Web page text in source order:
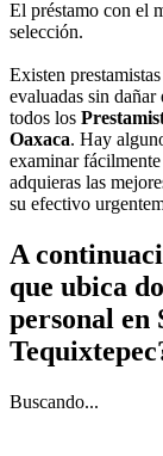
El préstamo con el
selección.
Existen
evaluadas sin
todos los
Oaxaca. Hay
examinar
adquieras las
su efectivo
A
que ubica
personal en
Buscando...